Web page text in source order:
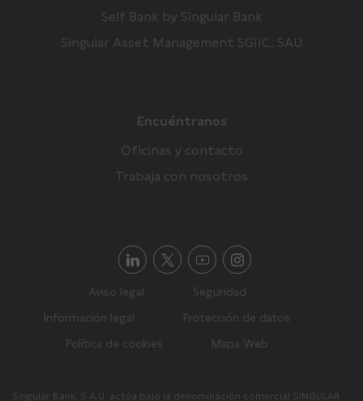
Self Bank by Singular Bank
Singular Asset Management SGIIC, SAU
Encuéntranos
Oficinas y contacto
Trabaja con nosotros
Aviso legal
Seguridad
Información legal
Protección de datos
Política de cookies
Mapa Web
Singular Bank, S.A.U. actúa bajo la denominación comercial SINGULAR